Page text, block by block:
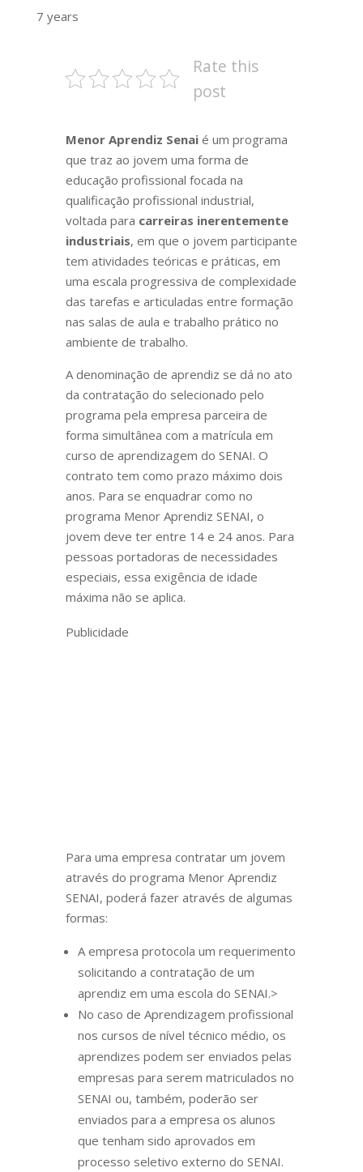
7 years
Rate this
post
Menor Aprendiz Senaié um programa
que traz ao jovem uma forma de
educação profissional focada na
qualificação profissional industrial,
voltada para carreiras inerentemente
industriais, em que o jovem participante
tem atividades teóricas e práticas, em
uma escala progressiva de complexidade
das tarefas e articuladas entre formação
nas salas de aula e trabalho prático no
ambiente de trabalho.
A denominação de aprendiz se dá no ato
da contratação do selecionado pelo
programa pela empresa parceira de
forma simultânea com a matrícula em
curso de aprendizagem do SENAI. O
contrato tem como prazo máximo dois
anos. Para se enquadrar como no
programa Menor Aprendiz SENAI, o
jovem deve ter entre 14 e 24 anos. Para
pessoas portadoras de necessidades
especiais, essa exigência de idade
máxima não se aplica.
Publicidade
Para uma empresa contratar um jovem
através do programa Menor Aprendiz
SENAI, poderá fazer através de algumas
formas:
A empresa protocola um requerimento
solicitando a contratação de um
aprendiz em uma escola do SENAI.>
No caso de Aprendizagem profissional
nos cursos de nível técnico médio, os
aprendizes podem ser enviados pelas
empresas para serem matriculados no
SENAI ou, também, poderão ser
enviados para a empresa os alunos
que tenham sido aprovados em
processo seletivo externo do SENAI.